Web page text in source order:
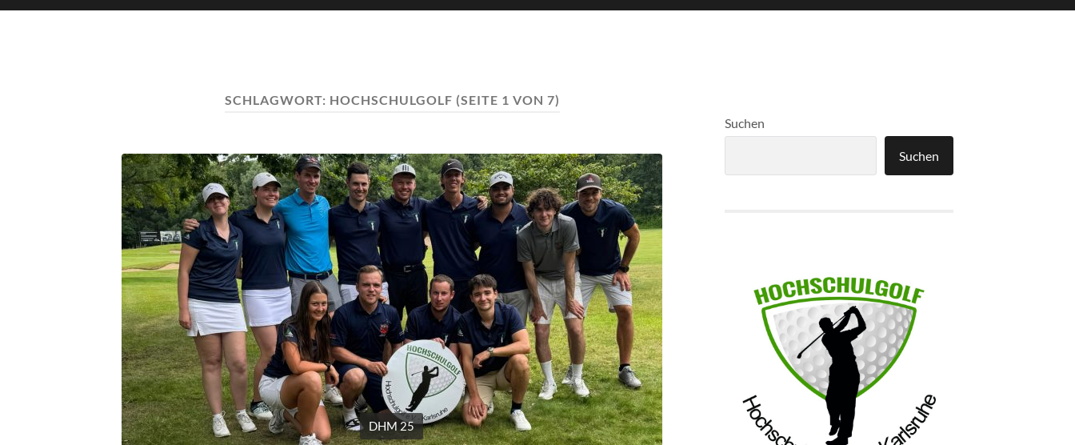
SCHLAGWORT: HOCHSCHULGOLF (SEITE 1 VON 7)
DHM 25
Suchen
Suchen